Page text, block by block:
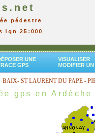
pédestre
Ign 25:000
UNE
GPS
VISUALISER
MODIFIER
BAIX- ST LAURENT DU PAPE -
gps en Ardèche